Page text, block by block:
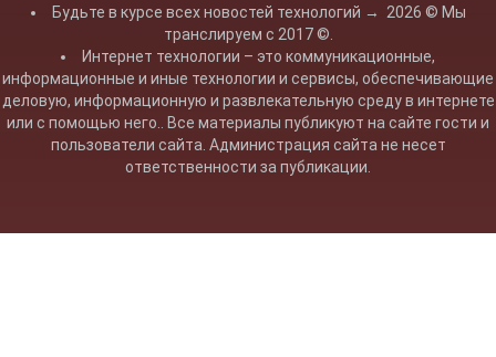
Будьте в курсе всех новостей технологий → 2026 © Мы
транслируем с 2017 ©.
Интернет технологии – это коммуникационные,
информационные и иные технологии и сервисы, обеспечивающие
деловую, информационную и развлекательную среду в интернете
или с помощью него.. Все материалы публикуют на сайте гости и
пользователи сайта. Администрация сайта не несет
ответственности за публикации.